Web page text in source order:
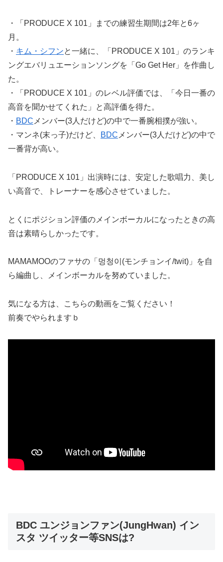
・「PRODUCE X 101」までの練習生期間は2年と6ヶ
月。
・ キム・シフンと一緒に、「PRODUCE X 101」のランキ
ングエバリュエーションソングを「Go Get Her」を作曲し
た。
・「PRODUCE X 101」のレベル評価では、「今日一番の
高音を聞かせてくれた」と高評価を得た。
・ BDC メンバー(3人だけど)の中で一番腕相撲が強い。
・マンネ(末っ子)だけど、
BDC メンバー(3人だけど)の中で
一番背が高い。
「PRODUCE X 101」出演時には、安定した歌唱力、美し
い高音で、トレーナーを感心させていました。
とくにポジション評価のメインボーカルになったときの高
音は素晴らしかったです。
MAMAMOOのファサの「멍청이(モンチョンイ/twit)」を自
ら編曲し、メインボーカルを努めていました。
気になる方は、こちらの動画をご覧ください！
前奏でやられますｂ
BDC ユンジョンファン(JungHwan) イン
スタ ツイッター等SNSは?